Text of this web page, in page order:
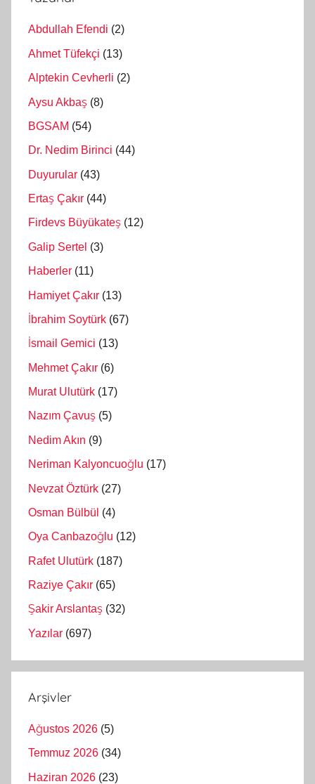
Abdullah Efendi (2)
Ahmet Tüfekçi (13)
Alptekin Cevherli (2)
Aysu Akbaş (8)
BGSAM (54)
Dr. Nedim Birinci (44)
Duyurular (43)
Ertaş Çakır (44)
Firdevs Büyükateş (12)
Galip Sertel (3)
Haberler (11)
Hamiyet Çakır (13)
İbrahim Soytürk (67)
İsmail Gemici (13)
Mehmet Çakır (6)
Murat Ulutürk (17)
Nazım Çavuş (5)
Nedim Akın (9)
Neriman Kalyoncuoğlu (17)
Nevzat Öztürk (27)
Osman Bülbül (4)
Oya Canbazoğlu (12)
Rafet Ulutürk (187)
Raziye Çakır (65)
Şakir Arslantaş (32)
Yazılar (697)
Arşivler
Ağustos 2026 (5)
Temmuz 2026 (34)
Haziran 2026 (23)